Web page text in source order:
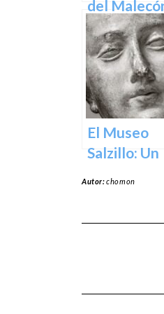
del
Un Oasis
Ciudad.
El Museo
Salzillo: Un
Autor:chomon